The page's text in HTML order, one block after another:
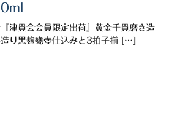
津貫会会員限定出荷』黄金千貫磨き造
造り黒麹甕壺仕込みと3拍子揃 […]